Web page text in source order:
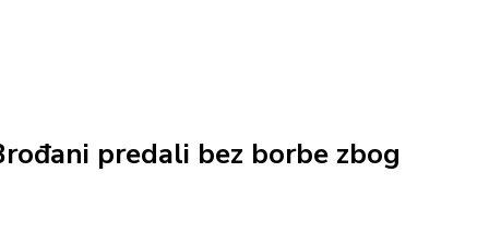
predali bez borbe zbog